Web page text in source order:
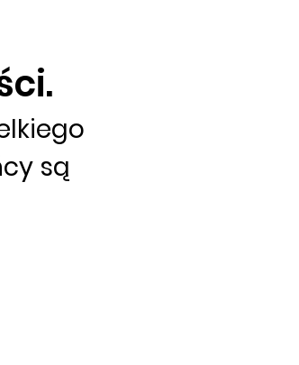
są